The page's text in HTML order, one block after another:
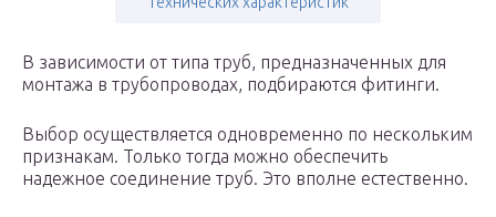
В зависимости от типа труб, предназначенных для
монтажа в трубопроводах, подбираются фитинги.
Выбор осуществляется одновременно по нескольким
признакам. Только тогда можно обеспечить
надежное соединение труб. Это вполне естественно.